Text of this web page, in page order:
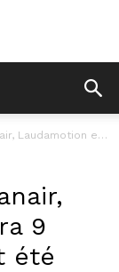
9 bases et 21 avions...
9
été